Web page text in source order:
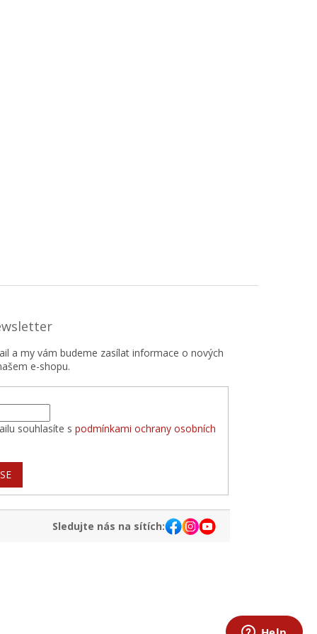
a my vám budeme zasílat informace o nových
e-shopu.
souhlasíte spodmínkami ochrany osobních
Sledujte nás na sítích: